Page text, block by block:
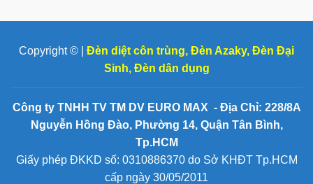
Copyright © | Đèn diệt côn trùng, Đèn Azaky, Đèn Đại
Sinh, Đèn dân dụng
Công ty TNHH TV TM DV EURO MAX - Địa Chỉ: 228/8A
Nguyễn Hồng Đào, Phường 14, Quận Tân Bình,
Tp.HCM
Giấy phép ĐKKD số: 0310886370 do Sở KHĐT Tp.HCM
cấp ngày 30/05/2011